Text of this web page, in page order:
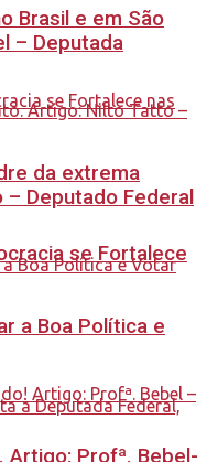
se Fortalece
Brasil e em São
– Deputada
da extrema
Deputado Federal
a Boa Política e
Profª. Bebel-